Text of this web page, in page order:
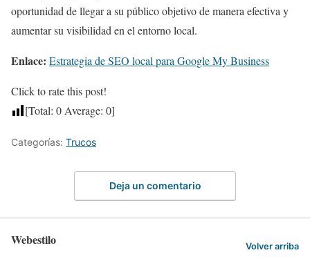
oportunidad de llegar a su público objetivo de manera efectiva y
aumentar su visibilidad en el entorno local.
Enlace: Estrategia de SEO local para Google My Business
Click to rate this post!
[Total: 0Average: 0]
Categorías: Trucos
Deja un comentario
Webestilo Volver arriba